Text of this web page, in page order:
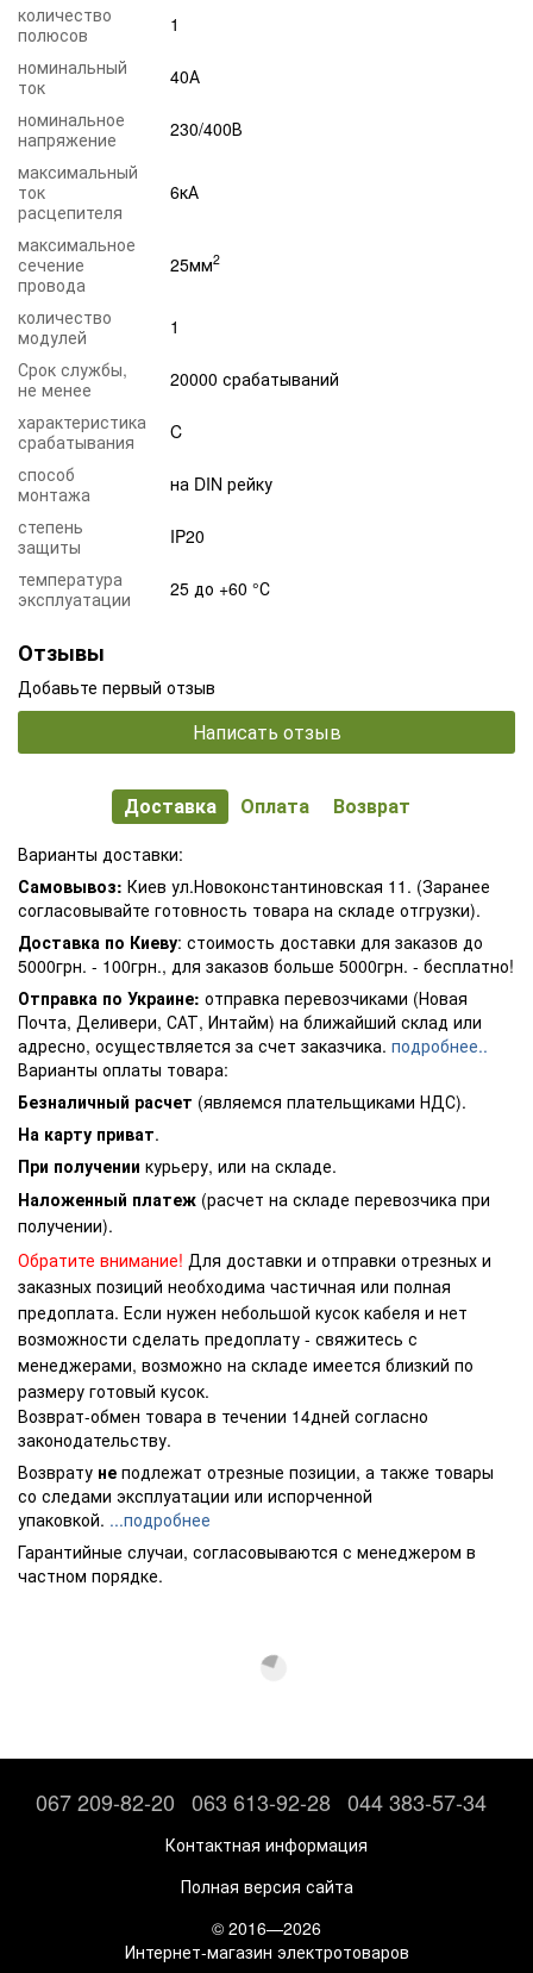
количество
полюсов
1
номинальный
ток
40А
номинальное
напряжение
230/400В
максимальный
ток
расцепителя
6кА
максимальное
сечение
провода
25мм2
количество
модулей
1
Срок службы,
не менее
20000 срабатываний
характеристика
срабатывания
C
способ
монтажа
на DIN рейку
степень
защиты
IP20
температура
эксплуатации
25 до +60 °С
Отзывы
Добавьте первый отзыв
Написать отзыв
Доставка Оплата Возврат
Варианты доставки:
Самовывоз: Киев ул.Новоконстантиновская 11. (Заранее
согласовывайте готовность товара на складе отгрузки).
Доставка по Киеву: стоимость доставки для заказов до
5000грн. - 100грн., для заказов больше 5000грн. - бесплатно!
Отправка по Украине: отправка перевозчиками (Новая
Почта, Деливери, САТ, Интайм) на ближайший склад или
адресно, осуществляется за счет заказчика. подробнее..
Варианты оплаты товара:
Безналичный расчет (являемся плательщиками НДС).
На карту приват.
При получении курьеру, или на складе.
Наложенный платеж (расчет на складе перевозчика при
получении).
Обратите внимание! Для доставки и отправки отрезных и
заказных позиций необходима частичная или полная
предоплата. Если нужен небольшой кусок кабеля и нет
возможности сделать предоплату - свяжитесь с
менеджерами, возможно на складе имеется близкий по
размеру готовый кусок.
Возврат-обмен товара в течении 14дней согласно
законодательству.
Возврату не подлежат отрезные позиции, а также товары
со следами эксплуатации или испорченной
упаковкой. ...подробнее
Гарантийные случаи, согласовываются с менеджером в
частном порядке.
067 209-82-20 063 613-92-28 044 383-57-34
Контактная информация
Полная версия сайта
© 2016—2026
Интернет-магазин электротоваров